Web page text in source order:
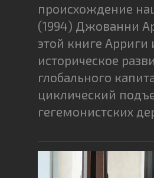
происхождение
(1994) Джованни
этой книге Арриги
историческое
глобального
циклический
гегемонистских